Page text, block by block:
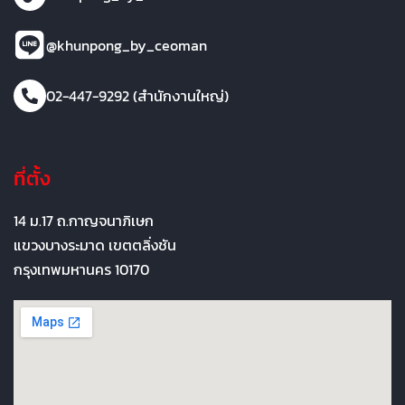
@khunpong_by_ceoman
02-447-9292 (สำนักงานใหญ่)
ที่ตั้ง
14 ม.17 ถ.กาญจนาภิเษก
แขวงบางระมาด เขตตลิ่งชัน
กรุงเทพมหานคร 10170